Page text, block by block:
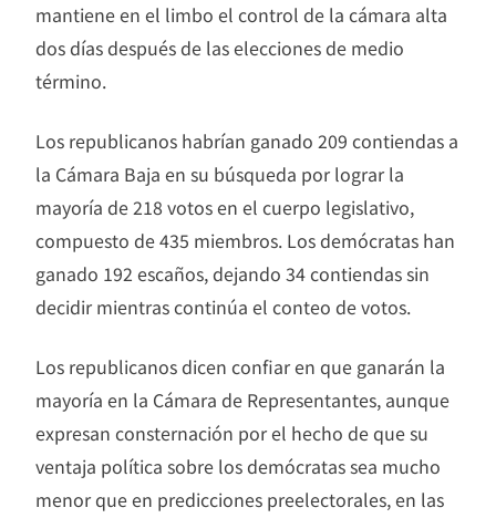
mantiene en el limbo el control de la cámara alta
dos días después de las elecciones de medio
término.
Los republicanos habrían ganado 209 contiendas a
la Cámara Baja en su búsqueda por lograr la
mayoría de 218 votos en el cuerpo legislativo,
compuesto de 435 miembros. Los demócratas han
ganado 192 escaños, dejando 34 contiendas sin
decidir mientras continúa el conteo de votos.
Los republicanos dicen confiar en que ganarán la
mayoría en la Cámara de Representantes, aunque
expresan consternación por el hecho de que su
ventaja política sobre los demócratas sea mucho
menor que en predicciones preelectorales, en las